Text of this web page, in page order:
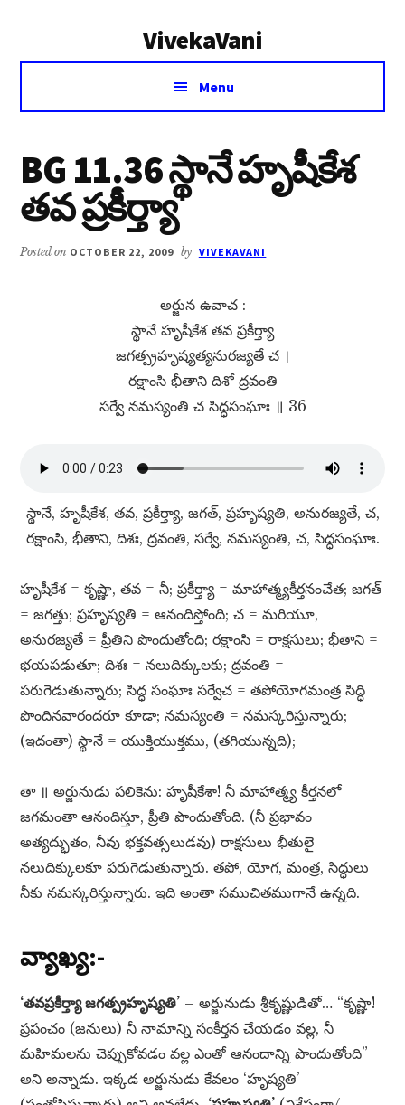
VivekaVani
Voice
Vivekananda
Menu
BG 11.36 స్థానే హృషీకేశ
తవ ప్రకీర్త్యా
Posted on OCTOBER 22, 2009 by VIVEKAVANI
అర్జున ఉవాచ :
స్థానే హృషీకేశ తవ ప్రకీర్త్యా
జగత్ప్రహృష్యత్యనురజ్యతే చ ।
రక్షాంసి భీతాని దిశో ద్రవంతి
సర్వే నమస్యంతి చ సిద్ధసంఘాః ॥ 36
స్థానే, హృషీకేశ, తవ, ప్రకీర్త్యా, జగత్​, ప్రహృష్యతి, అనురజ్యతే, చ,
రక్షాంసి, భీతాని, దిశః, ద్రవంతి, సర్వే, నమస్యంతి, చ, సిద్ధసంఘాః.
హృషీకేశ = కృష్ణా, తవ = నీ; ప్రకీర్త్యా = మాహాత్మ్యకీర్తనంచేత; జగత్​
= జగత్తు; ప్రహృష్యతి = ఆనందిస్తోంది; చ = మరియూ,
అనురజ్యతే = ప్రీతిని పొందుతోంది; రక్షాంసి = రాక్షసులు; భీతాని =
భయపడుతూ; దిశః = నలుదిక్కులకు; ద్రవంతి =
పరుగెడుతున్నారు; సిద్ధ సంఘాః సర్వేచ = తపోయోగమంత్ర సిద్ధి
పొందినవారందరూ కూడా; నమస్యంతి = నమస్కరిస్తున్నారు;
(ఇదంతా) స్థానే = యుక్తియుక్తము, (తగియున్నది);
తా ॥ అర్జునుడు పలికెను: హృషీకేశా! నీ మాహాత్మ్య కీర్తనలో
జగమంతా ఆనందిస్తూ, ప్రీతి పొందుతోంది. (నీ ప్రభావం
అత్యద్భుతం, నీవు భక్తవత్సలుడవు) రాక్షసులు భీతులై
నలుదిక్కులకూ పరుగెడుతున్నారు. తపో, యోగ, మంత్ర, సిద్ధులు
నీకు నమస్కరిస్తున్నారు. ఇది అంతా సముచితముగానే ఉన్నది.
వ్యాఖ్య:-
‘తవప్రకీర్త్యా జగత్ప్రహృష్యతి’ – అర్జునుడు శ్రీకృష్ణుడితో… “కృష్ణా!
ప్రపంచం (జనులు) నీ నామాన్ని సంకీర్తన చేయడం వల్ల, నీ
మహిమలను చెప్పుకోవడం వల్ల ఎంతో ఆనందాన్ని పొందుతోంది”
అని అన్నాడు. ఇక్కడ అర్జునుడు కేవలం ‘హృష్యతి’